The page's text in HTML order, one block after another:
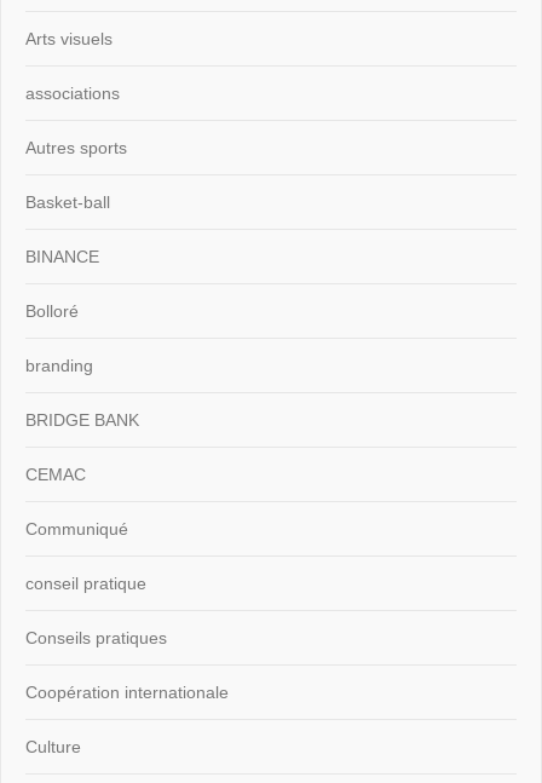
Arts visuels
associations
Autres sports
Basket-ball
BINANCE
Bolloré
branding
BRIDGE BANK
CEMAC
Communiqué
conseil pratique
Conseils pratiques
Coopération internationale
Culture